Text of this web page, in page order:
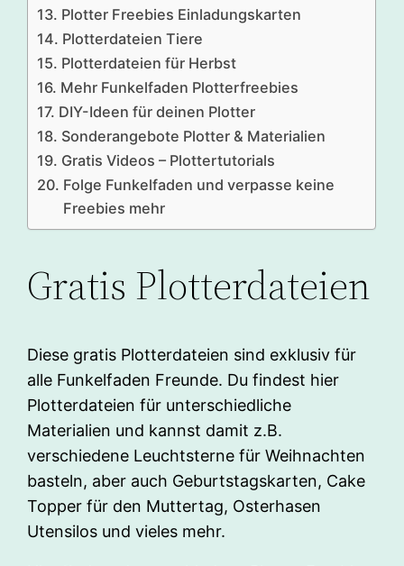
Plotter Freebies Einladungskarten
Plotterdateien Tiere
Plotterdateien für Herbst
Mehr Funkelfaden Plotterfreebies
DIY-Ideen für deinen Plotter
Sonderangebote Plotter & Materialien
Gratis Videos – Plottertutorials
Folge Funkelfaden und verpasse keine
Freebies mehr
Gratis Plotterdateien
Diese gratis Plotterdateien sind exklusiv für
alle Funkelfaden Freunde. Du findest hier
Plotterdateien für unterschiedliche
Materialien und kannst damit z.B.
verschiedene Leuchtsterne für Weihnachten
basteln, aber auch Geburtstagskarten, Cake
Topper für den Muttertag, Osterhasen
Utensilos und vieles mehr.